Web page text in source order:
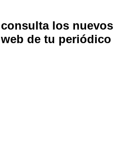
los nuevos
de tu periódico